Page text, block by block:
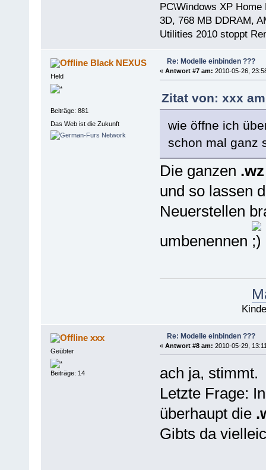
PC\Windows XP
3D, 768 MB DDRAM,
Utilities 2010 stoppt
Black NEXUS
Held
Beiträge: 881
Das Web ist die Zukunft
Re: Modelle einbinden ???
« Antwort #7 am: 2010-05-26,
Zitat von: xxx
wie öffne ich
schon mal ganz
Die ganzen .wz
und so lassen
Neuerstellen
umbenennen
xxx
Geübter
Beiträge: 14
Re: Modelle einbinden ???
« Antwort #8 am: 2010-05-29,
ach ja, stimmt.
Letzte Frage:
überhaupt die
Gibts da